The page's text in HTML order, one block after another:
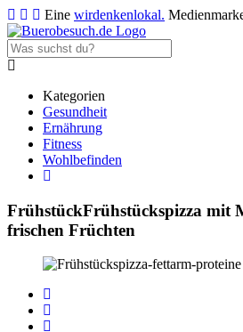
Eine wirdenkenlokal.
Kategorien
Gesundheit
Ernährung
Fitness
Wohlbefinden
FrühstückFrühstückspizza mit
frischen Früchten